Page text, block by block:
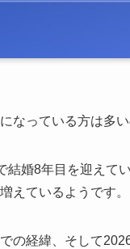
なっている方は多
結婚8年目を迎えて
えているようです。
の経緯、そして